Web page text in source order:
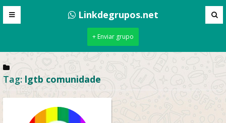
Linkdegrupos.net
+ Enviar grupo
Tag: lgtb comunidade